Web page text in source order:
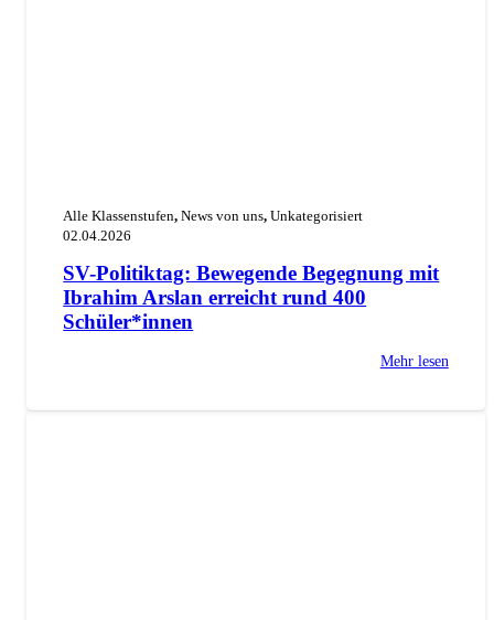
Alle Klassenstufen,News von uns,Unkategorisiert
02.04.2026
SV-Politiktag: Bewegende Begegnung mit
Ibrahim Arslan erreicht rund 400
Schüler*innen
Mehr lesen